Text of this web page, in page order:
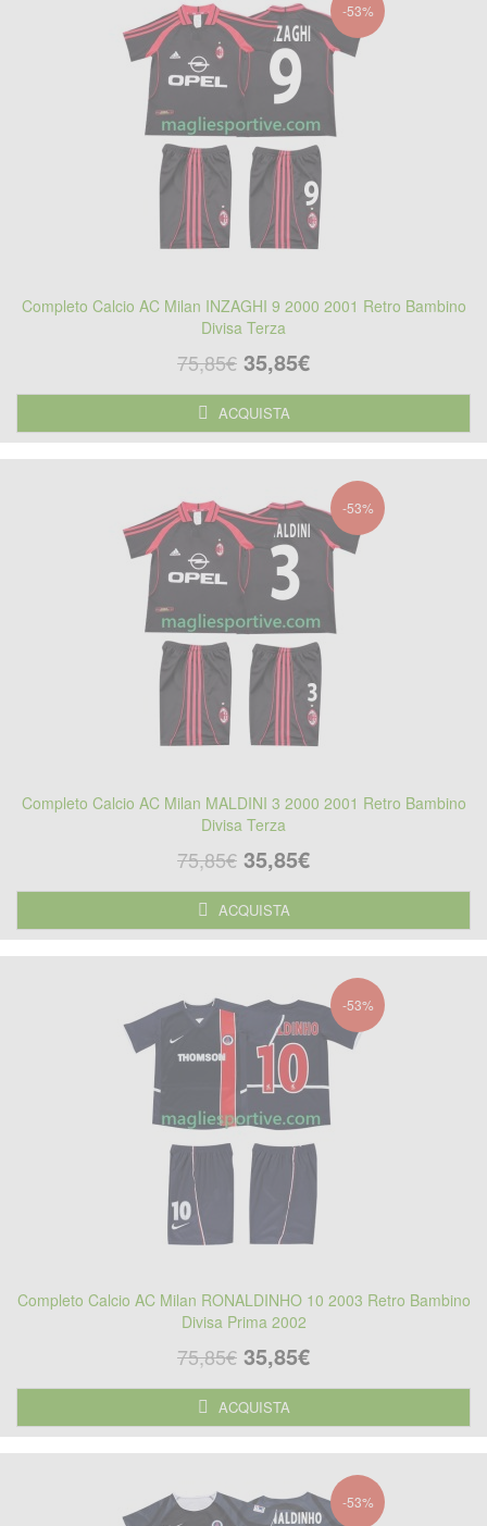
-53%
Completo Calcio AC Milan INZAGHI 9 2000 2001 Retro Bambino
Divisa Terza
75,85€ 35,85€
ACQUISTA
-53%
Completo Calcio AC Milan MALDINI 3 2000 2001 Retro Bambino
Divisa Terza
75,85€ 35,85€
ACQUISTA
-53%
Completo Calcio AC Milan RONALDINHO 10 2003 Retro Bambino
Divisa Prima 2002
75,85€ 35,85€
ACQUISTA
-53%